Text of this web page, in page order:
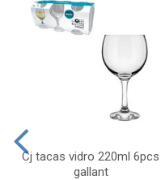
Cj tacas vidro 220ml 6pcs
gallant